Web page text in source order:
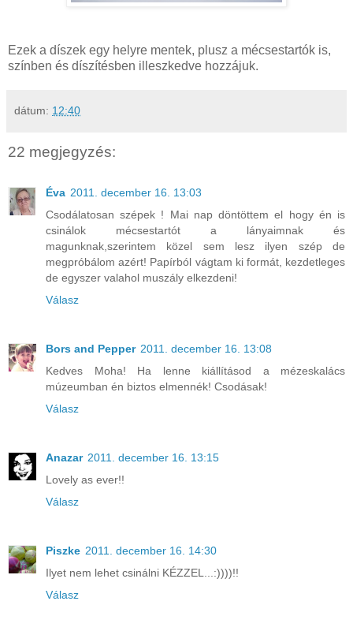
Ezek a díszek egy helyre mentek, plusz a mécsestartók is,
színben és díszítésben illeszkedve hozzájuk.
dátum: 12:40
22 megjegyzés:
Éva 2011. december 16. 13:03
Csodálatosan szépek ! Mai nap döntöttem el hogy én is
csinálok mécsestartót a lányaimnak és
magunknak,szerintem közel sem lesz ilyen szép de
megpróbálom azért! Papírból vágtam ki formát, kezdetleges
de egyszer valahol muszály elkezdeni!
Válasz
Bors and Pepper 2011. december 16. 13:08
Kedves Moha! Ha lenne kiállításod a mézeskalács
múzeumban én biztos elmennék! Csodásak!
Válasz
Anazar 2011. december 16. 13:15
Lovely as ever!!
Válasz
Piszke 2011. december 16. 14:30
Ilyet nem lehet csinálni KÉZZEL...:))))!!
Válasz